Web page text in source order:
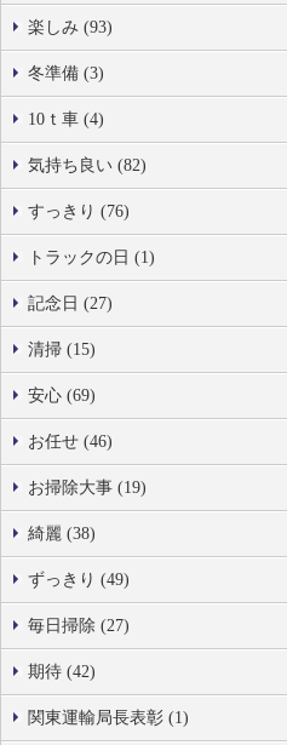
楽しみ (93)
冬準備 (3)
10ｔ車 (4)
気持ち良い (82)
すっきり (76)
トラックの日 (1)
記念日 (27)
清掃 (15)
安心 (69)
お任せ (46)
お掃除大事 (19)
綺麗 (38)
ずっきり (49)
毎日掃除 (27)
期待 (42)
関東運輸局長表彰 (1)